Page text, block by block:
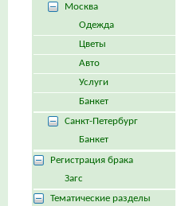
Москва
Одежда
Цветы
Авто
Услуги
Банкет
Санкт-Петербург
Банкет
Регистрация брака
Загс
Тематические разделы